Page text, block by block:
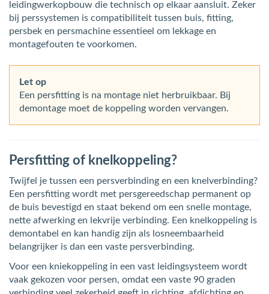
leidingwerkopbouw die technisch op elkaar aansluit. Zeker
bij perssystemen is compatibiliteit tussen buis, fitting,
persbek en persmachine essentieel om lekkage en
montagefouten te voorkomen.
Let op
Een persfitting is na montage niet herbruikbaar. Bij
demontage moet de koppeling worden vervangen.
Persfitting of knelkoppeling?
Twijfel je tussen een persverbinding en een knelverbinding?
Een persfitting wordt met persgereedschap permanent op
de buis bevestigd en staat bekend om een snelle montage,
nette afwerking en lekvrije verbinding. Een knelkoppeling is
demontabel en kan handig zijn als losneembaarheid
belangrijker is dan een vaste persverbinding.
Voor een kniekoppeling in een vast leidingsysteem wordt
vaak gekozen voor persen, omdat een vaste 90 graden